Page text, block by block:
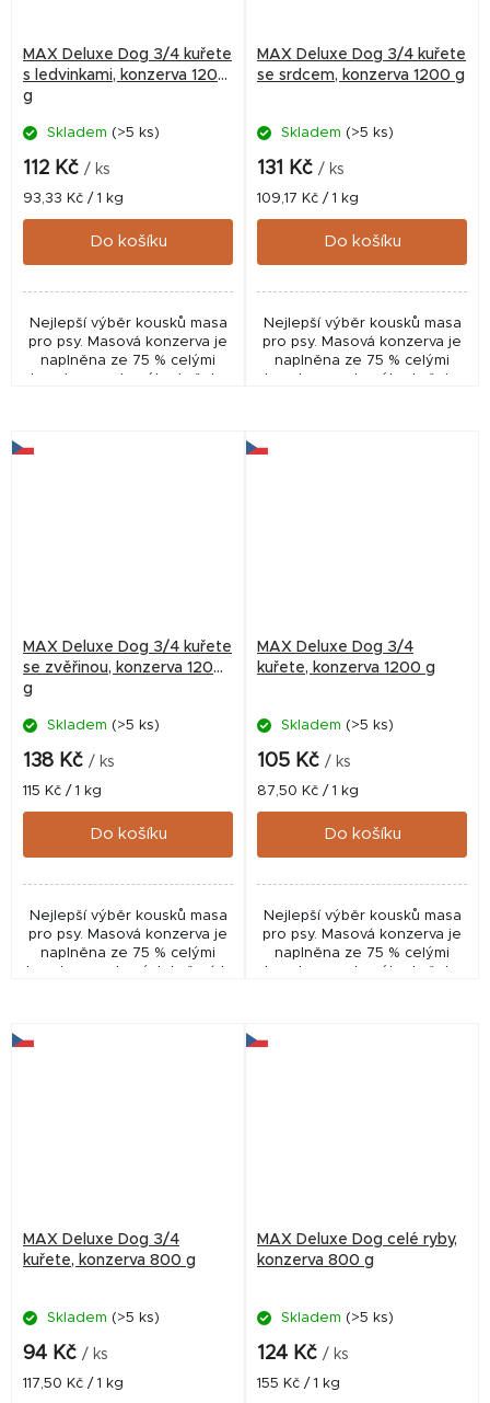
MAX Deluxe Dog 3/4 kuřete
s ledvinkami, konzerva 1200
g
Skladem (>5 ks)
112 Kč / ks
Měrná
cena:
93,33 Kč / 1 kg
Do košíku
Nejlepší výběr kousků masa
pro psy. Masová konzerva je
naplněna ze 75 % celými
kousky nasekaného kuřete
MAX Deluxe Dog 3/4 kuřete
se srdcem, konzerva 1200 g
Skladem (>5 ks)
131 Kč / ks
Měrná
cena:
109,17 Kč / 1 kg
Do košíku
Nejlepší výběr kousků masa
pro psy. Masová konzerva je
naplněna ze 75 % celými
kousky nasekaného kuřete
MAX Deluxe Dog 3/4 kuřete
se zvěřinou, konzerva 1200
g
Skladem (>5 ks)
138 Kč / ks
Měrná
cena:
115 Kč / 1 kg
Do košíku
Nejlepší výběr kousků masa
pro psy. Masová konzerva je
naplněna ze 75 % celými
kousky nasekaných kuřecích
MAX Deluxe Dog 3/4
kuřete, konzerva 1200 g
Skladem (>5 ks)
105 Kč / ks
Měrná
cena:
87,50 Kč / 1 kg
Do košíku
Nejlepší výběr kousků masa
pro psy. Masová konzerva je
naplněna ze 75 % celými
kousky nasekaného kuřete
MAX Deluxe Dog 3/4
kuřete, konzerva 800 g
Skladem (>5 ks)
94 Kč / ks
Měrná
117,50 Kč / 1 kg
MAX Deluxe Dog celé ryby,
konzerva 800 g
Skladem (>5 ks)
124 Kč / ks
Měrná
155 Kč / 1 kg